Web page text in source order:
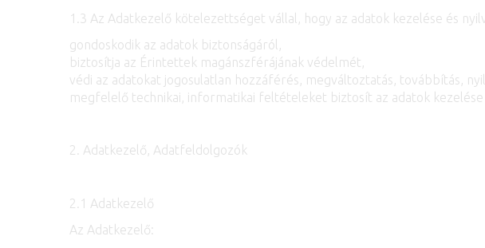
1.3 Az Adatkezelő kötelezettséget vállal, hogy az adatok kezelése és
gondoskodik az adatok biztonságáról,
biztosítja az Érintettek magánszférájának védelmét,
védi az adatokat jogosulatlan hozzáférés, megváltoztatás, továbbítás,
megfelelő technikai, informatikai feltételeket biztosít az adatok kezelése
2. Adatkezelő, Adatfeldolgozók
2.1 Adatkezelő
Az Adatkezelő: